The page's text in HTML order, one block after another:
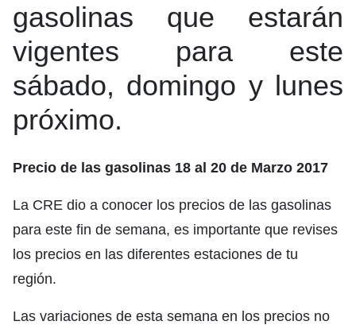
gasolinas que estarán
vigentes para este
sábado, domingo y lunes
próximo.
Precio de las gasolinas 18 al 20 de Marzo 2017
La CRE dio a conocer los precios de las gasolinas
para este fin de semana, es importante que revises
los precios en las diferentes estaciones de tu
región.
Las variaciones de esta semana en los precios no